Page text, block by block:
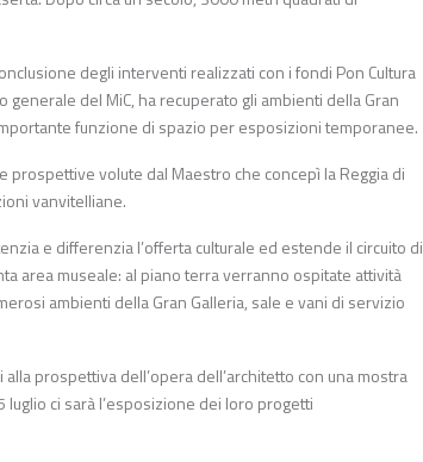
degli interventi realizzati con i fondi Pon Cultura
del MiC, ha recuperato gli ambienti della Gran
funzione di spazio per esposizioni temporanee.
prospettive volute dal Maestro che concepì la Reggia di
vanvitelliane.
e differenzia l’offerta culturale ed estende il circuito di
area museale: al piano terra verranno ospitate attività
ambienti della Gran Galleria, sale e vani di servizio
prospettiva dell’opera dell’architetto con una mostra
luglio ci sarà l’esposizione dei loro progetti